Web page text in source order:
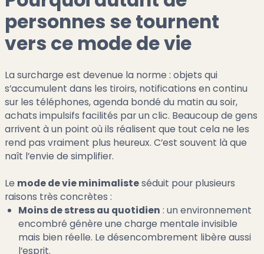
personnes se tournent
vers ce mode de vie
La surcharge est devenue la norme : objets qui
s’accumulent dans les tiroirs, notifications en continu
sur les téléphones, agenda bondé du matin au soir,
achats impulsifs facilités par un clic. Beaucoup de gens
arrivent à un point où ils réalisent que tout cela ne les
rend pas vraiment plus heureux. C’est souvent là que
naît l’envie de simplifier.
Le mode de vie minimalisteséduit pour plusieurs
raisons très concrètes :
Moins de stress au quotidien : un environnement
encombré génère une charge mentale invisible
mais bien réelle. Le désencombrement libère aussi
l’esprit.